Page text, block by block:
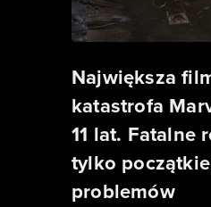
Największa
katastrofa
11 lat. Fatalne
tylko
problemów